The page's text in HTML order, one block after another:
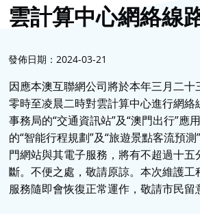
雲計算中心網絡線
發佈日期：2024-03-21
因應本澳互聯網公司將於本年三月二十
零時至凌晨二時對雲計算中心進行網絡
事務局的“交通資訊站”及“澳門出行”應
的“智能行程規劃”及“旅遊景點客流預
門網站與其電子服務，將有不超過十五
斷。不便之處，敬請原諒。本次維護工
服務隨即會恢復正常運作，敬請市民留